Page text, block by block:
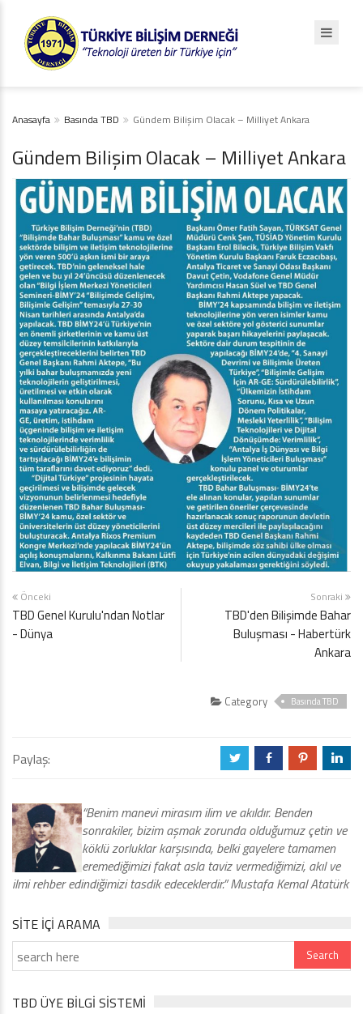
Anasayfa Basında TBD Gündem Bilişim Olacak – Milliyet Ankara
Gündem Bilişim Olacak – Milliyet Ankara
Önceki
TBD Genel Kurulu'ndan Notlar
- Dünya
Sonraki
TBD'den Bilişimde Bahar
Buluşması - Habertürk
Ankara
Category Basında TBD
Paylaş: a b d j
“Benim manevi mirasım ilim ve akıldır. Benden
sonrakiler, bizim aşmak zorunda olduğumuz çetin ve
köklü zorluklar karşısında, belki gayelere tamamen
eremediğimizi fakat asla taviz vermediğimizi, akıl ve
ilmi rehber edindiğimizi tasdik edeceklerdir.” Mustafa Kemal Atatürk
SITE IÇI ARAMA
TBD ÜYE BİLGİ SİSTEMİ